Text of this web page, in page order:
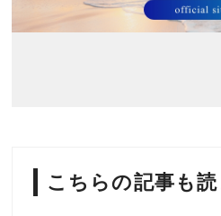
こちらの記事も